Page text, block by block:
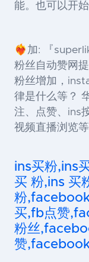
能。也可以开
❤️‍🔥加: 『
粉丝自动赞网
粉丝增加，
律是什么等？
注、点赞、ins
视频直播浏览等
ins买粉,ins
买 粉,ins 买
粉
买,fb点赞
粉丝
赞